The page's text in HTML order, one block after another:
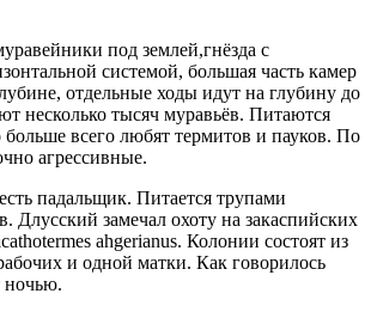
под землей,гнёзда с
системой, большая часть камер
отдельные ходы идут на глубину до
несколько тысяч муравьёв. Питаются
больше всего любят термитов и пауков. По
агрессивные.
падальщик. Питается трупами
Длусский замечал охоту на закаспийских
ahgerianus. Колонии состоят из
и одной матки. Как говорилось